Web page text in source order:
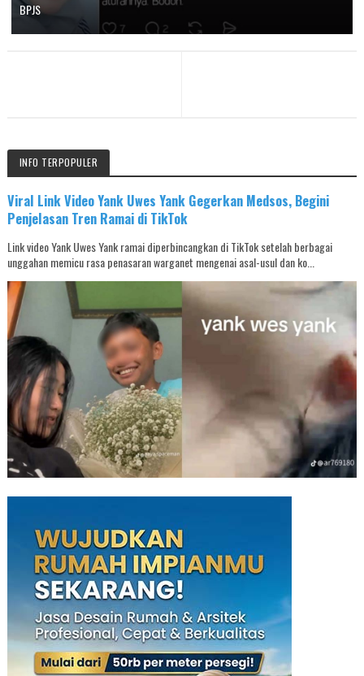
BPJS
INFO TERPOPULER
Viral Link Video Yank Uwes Yank Gegerkan Medsos, Begini
Penjelasan Tren Ramai di TikTok
Link video Yank Uwes Yank ramai diperbincangkan di TikTok setelah berbagai
unggahan memicu rasa penasaran warganet mengenai asal-usul dan ko...